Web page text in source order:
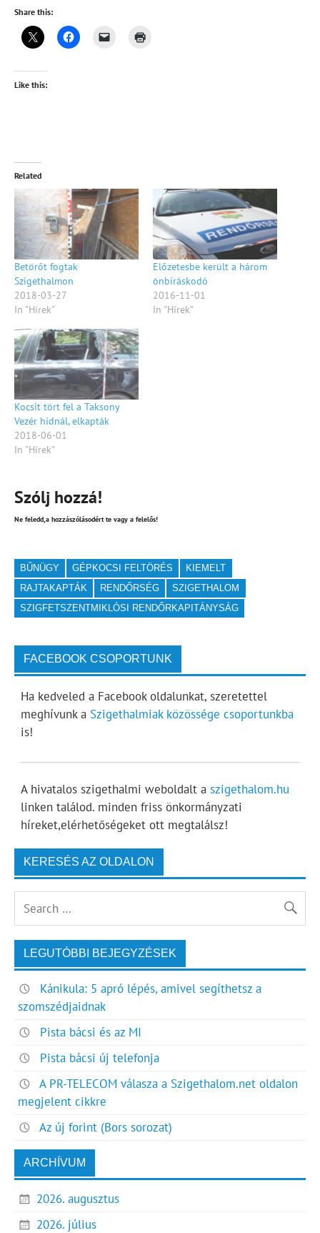
Share this:
Like this:
Related
Betörőt fogtak
Szigethalmon
2018-03-27
In "Hírek"
Előzetesbe került a három
önbíráskodó
2016-11-01
In "Hírek"
Kocsit tört fel a Taksony
Vezér hídnál, elkapták
2018-06-01
In "Hírek"
Szólj hozzá!
Ne feledd,a hozzászólásodért te vagy a felelős!
BŰNÜGY GÉPKOCSI FELTÖRÉS
KIEMELT
RAJTAKAPTÁK
RENDŐRSÉG
SZIGETHALOM
SZIGFETSZENTMIKLÓSI RENDŐRKAPITÁNYSÁG
FACEBOOK CSOPORTUNK
Ha kedveled a Facebook oldalunkat, szeretettel
meghívunk a Szigethalmiak közössége csoportunkba
is!
A hivatalos szigethalmi weboldalt a szigethalom.hu
linken találod. minden friss önkormányzati
híreket,elérhetőségeket ott megtalálsz!
KERESÉS AZ OLDALON
LEGUTÓBBI BEJEGYZÉSEK
Kánikula: 5 apró lépés, amivel segíthetsz a
szomszédjaidnak
Pista bácsi és az MI
Pista bácsi új telefonja
A PR-TELECOM válasza a Szigethalom.net oldalon
megjelent cikkre
Az új forint (Bors sorozat)
ARCHÍVUM
2026. augusztus
2026. július